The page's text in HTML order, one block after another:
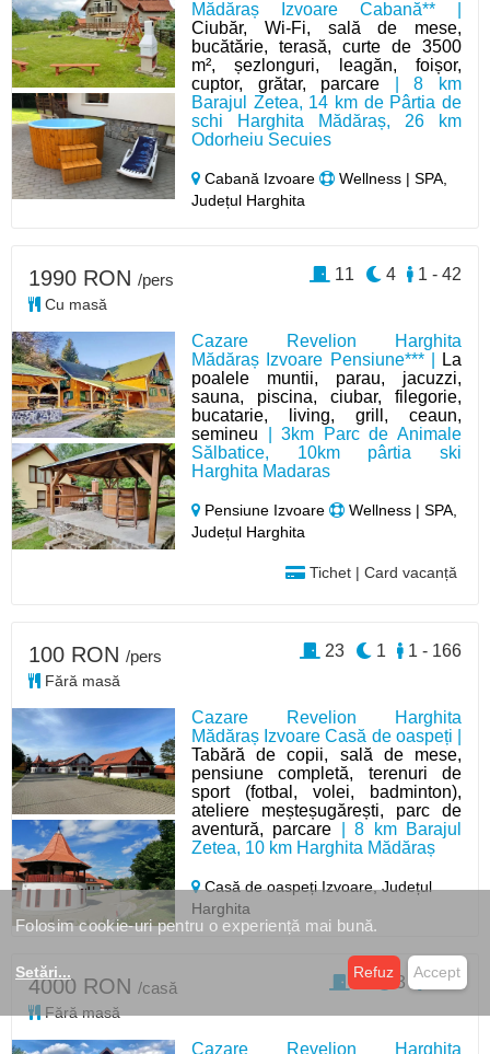
Mădăraș Izvoare Cabană** |
Ciubăr, Wi-Fi, sală de mese,
bucătărie, terasă, curte de 3500
m², șezlonguri, leagăn, foișor,
cuptor, grătar, parcare | 8 km
Barajul Zetea, 14 km de Pârtia de
schi Harghita Mădăraș, 26 km
Odorheiu Secuies
Cabană Izvoare
Wellness | SPA,
Județul Harghita
Cazare Revelion Harghita
Mădăraș Izvoare Pensiune*** |
La
poalele muntii, parau, jacuzzi,
sauna, piscina, ciubar, filegorie,
bucatarie, living, grill, ceaun,
semineu | 3km Parc de Animale
Sălbatice, 10km pârtia ski
Harghita Madaras
Pensiune Izvoare
Wellness | SPA,
Județul Harghita
Tichet | Card vacanță
1990 RON /pers
Cu masă
1 - 42
4
11
Cazare Revelion Harghita
Mădăraș Izvoare Casă de oaspeți |
Tabără de copii, sală de mese,
pensiune completă, terenuri de
sport (fotbal, volei, badminton),
ateliere meșteșugărești, parc de
aventură, parcare | 8 km Barajul
Zetea, 10 km Harghita Mădăraș
Casă de oaspeți Izvoare,Județul
Harghita
100 RON /pers
Fără masă
1 - 166
1
23
Cazare Revelion Harghita
4000 RON /casă
Fără masă
4 - 8
3
2
Folosim cookie-uri pentru o experiență mai bună.
Setări... Refuz Accept